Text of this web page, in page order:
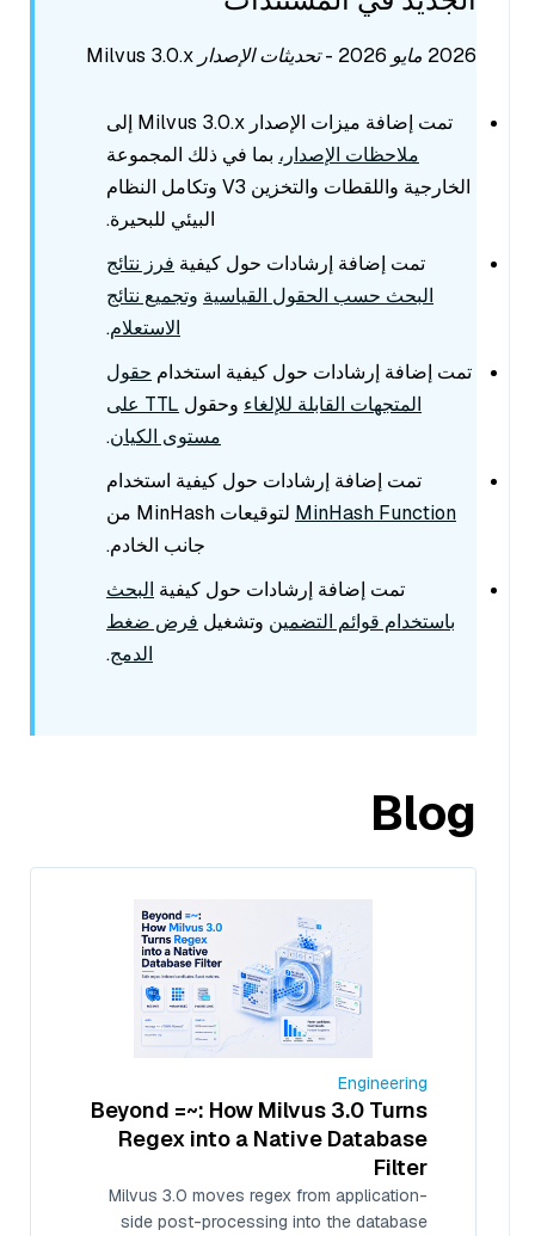
2026 مايو 2026 - تحديثات الإصدار Milvus 3.0.x
تمت إضافة ميزات الإصدار Milvus 3.0.x إلى
ملاحظات الإصدار، بما في ذلك المجموعة
الخارجية واللقطات والتخزين V3 وتكامل النظام
البيئي للبحيرة.
تمت إضافة إرشادات حول كيفية فرز نتائج
البحث حسب الحقول القياسية وتجميع نتائج
الاستعلام.
تمت إضافة إرشادات حول كيفية استخدام حقول
المتجهات القابلة للإلغاء وحقول
TTL على
مستوى الكيان.
تمت إضافة إرشادات حول كيفية استخدام
MinHash Function
لتوقيعات MinHash من
جانب الخادم.
تمت إضافة إرشادات حول كيفية البحث
باستخدام قوائم التضمين وتشغيل فرض ضغط
الدمج.
Blog
Engineering
Beyond =~: How Milvus 3.0 Turns
Regex into a Native Database
Filter
Milvus 3.0 moves regex from application-
side post-processing into the database